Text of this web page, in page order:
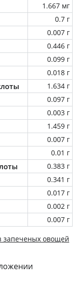
1.667 мг
0.7 г
0.007 г
0.446 г
0.099 г
0.018 г
1.634 г
0.097 г
0.003 г
1.459 г
0.007 г
0.01 г
0.383 г
0.341 г
0.017 г
0.002 г
0.007 г
запеченых овощей